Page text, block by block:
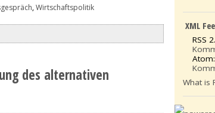
,Wirtschaftspolitik
des alternativen
XML
RSS
What is